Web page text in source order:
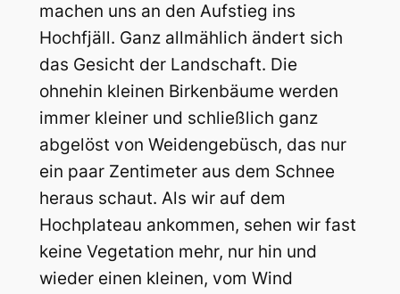
machen uns an den Aufstieg ins
Hochfjäll. Ganz allmählich ändert sich
das Gesicht der Landschaft. Die
ohnehin kleinen Birkenbäume werden
immer kleiner und schließlich ganz
abgelöst von Weidengebüsch, das nur
ein paar Zentimeter aus dem Schnee
heraus schaut. Als wir auf dem
Hochplateau ankommen, sehen wir fast
keine Vegetation mehr, nur hin und
wieder einen kleinen, vom Wind